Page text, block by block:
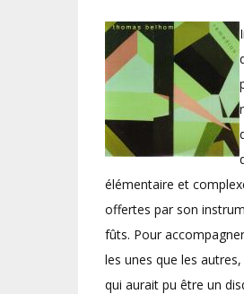
élémentaire et
offertes par son
fûts. Pour
les unes que les
qui aurait pu être un